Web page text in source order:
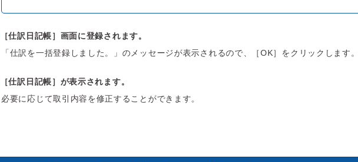
［仕訳日記帳］画面に登録されます。
「仕訳を一括登録しました。」のメッセージが表示されるので、［OK］をクリックします
［仕訳日記帳］が表示されます。
必要に応じて取引内容を修正することができます。